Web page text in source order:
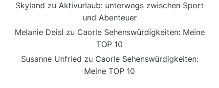
Skyland zu Aktivurlaub: unterwegs zwischen Sport
und Abenteuer
Melanie Deisl zu Caorle Sehenswürdigkeiten: Meine
TOP 10
Susanne Unfried zu Caorle Sehenswürdigkeiten:
Meine TOP 10